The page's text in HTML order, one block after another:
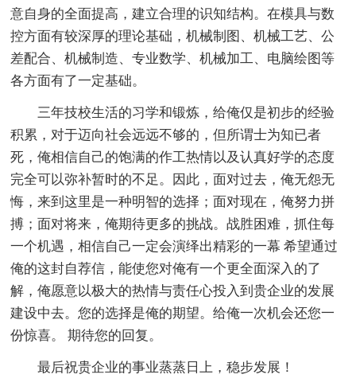
意自身的全面提高，建立合理的识知结构。在模具与数
控方面有较深厚的理论基础，机械制图、机械工艺、公
差配合、机械制造、专业数学、机械加工、电脑绘图等
各方面有了一定基础。
三年技校生活的习学和锻炼，给俺仅是初步的经验
积累，对于迈向社会远远不够的，但所谓士为知已者
死，俺相信自己的饱满的作工热情以及认真好学的态度
完全可以弥补暂时的不足。因此，面对过去，俺无怨无
悔，来到这里是一种明智的选择；面对现在，俺努力拼
搏；面对将来，俺期待更多的挑战。战胜困难，抓住每
一个机遇，相信自己一定会演绎出精彩的一幕 希望通过
俺的这封自荐信，能使您对俺有一个更全面深入的了
解，俺愿意以极大的热情与责任心投入到贵企业的发展
建设中去。您的选择是俺的期望。给俺一次机会还您一
份惊喜。 期待您的回复。
最后祝贵企业的事业蒸蒸日上，稳步发展！